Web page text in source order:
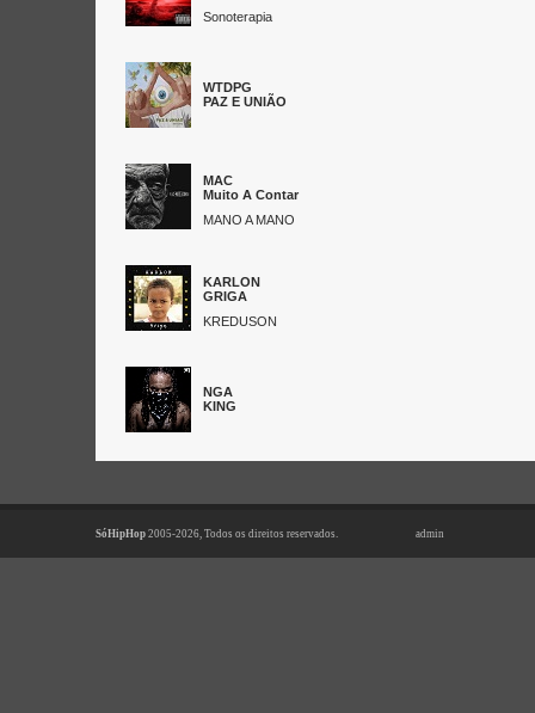
Sonoterapia
WTDPG
PAZ E UNIÃO
MAC
Muito A Contar
MANO A MANO
KARLON
GRIGA
KREDUSON
NGA
KING
SóHipHop 2005-2026, Todos os direitos reservados. admin